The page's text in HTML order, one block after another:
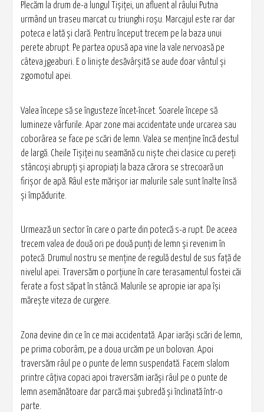
Plecăm la drum de-a lungul Tișiței, un afluent al râului Putna
urmând un traseu marcat cu triunghi roşu. Marcajul este rar dar
poteca e lată şi clară. Pentru început trecem pe la baza unui
perete abrupt. Pe partea opusă apa vine la vale nervoasă pe
câteva jgeaburi. E o linişte desăvârşită se aude doar vântul şi
zgomotul apei.
Valea începe să se îngusteze încet-încet. Soarele începe să
lumineze vârfurile. Apar zone mai accidentate unde urcarea sau
coborârea se face pe scări de lemn. Valea se menţine încă destul
de largă. Cheile Tișiței nu seamănă cu nişte chei clasice cu pereţi
stâncoşi abrupţi şi apropiaţi la baza cărora se strecoară un
firişor de apă. Râul este mărişor iar malurile sale sunt înalte însă
şi împădurite.
Urmează un sector în care o parte din potecă s-a rupt. De aceea
trecem valea de două ori pe două punţi de lemn şi revenim în
potecă. Drumul nostru se menţine de regulă destul de sus faţă de
nivelul apei. Traversăm o porţiune în care terasamentul fostei căi
ferate a fost săpat în stâncă. Malurile se apropie iar apa îşi
măreşte viteza de curgere.
Zona devine din ce în ce mai accidentată. Apar iarăşi scări de lemn,
pe prima coborâm, pe a doua urcăm pe un bolovan. Apoi
traversăm râul pe o punte de lemn suspendată. Facem slalom
printre câţiva copaci apoi traversăm iarăşi râul pe o punte de
lemn asemănătoare dar parcă mai şubredă şi înclinată într-o
parte.